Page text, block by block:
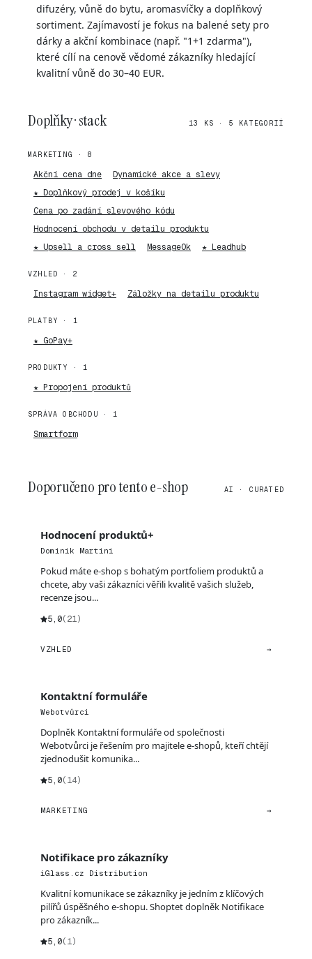
difuzéry, vůně do bytu, aromasvíčky a doplňkový
sortiment. Zajímavostí je fokus na balené sety pro
dárky a akční kombinace (např. "1+1 zdarma"),
které cílí na cenově vědomé zákazníky hledající
kvalitní vůně do 30–40 EUR.
Doplňky · stack 13 KS · 5 KATEGORIÍ
MARKETING · 8
Akční cena dne
Dynamické akce a slevy
★ Doplňkový prodej v košíku
Cena po zadání slevového kódu
Hodnocení obchodu v detailu produktu
★ Upsell a cross sell
MessageOk ★ Leadhub
VZHLED · 2
Instagram widget+ Záložky na detailu produktu
PLATBY · 1
★ GoPay+
PRODUKTY · 1
★ Propojení produktů
SPRÁVA OBCHODU · 1
Smartform
Doporučeno pro tento e-shop AI · CURATED
Hodnocení produktů+
Dominik Martini
Pokud máte e-shop s bohatým portfoliem produktů a
chcete, aby vaši zákazníci věřili kvalitě vašich služeb,
recenze jsou...
5,0(21)
VZHLED →
Kontaktní formuláře
Webotvůrci
Doplněk Kontaktní formuláře od společnosti
Webotvůrci je řešením pro majitele e-shopů, kteří chtějí
zjednodušit komunika...
5,0(14)
MARKETING →
Notifikace pro zákazníky
iGlass.cz Distribution
Kvalitní komunikace se zákazníky je jedním z klíčových
pilířů úspěšného e-shopu. Shoptet doplněk Notifikace
pro zákazník...
5,0(1)